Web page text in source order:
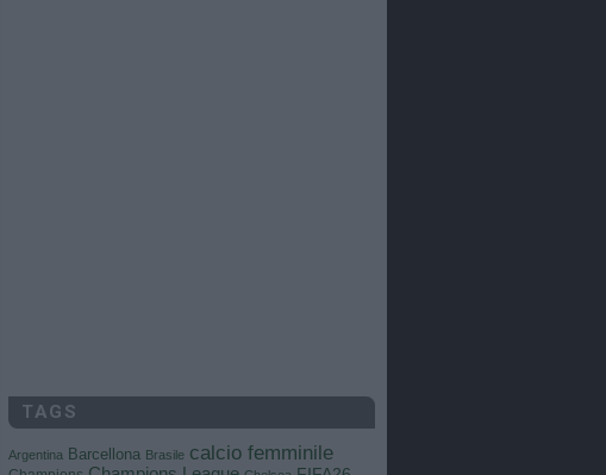
TAGS
Argentina Barcellona Brasile calcio femminile